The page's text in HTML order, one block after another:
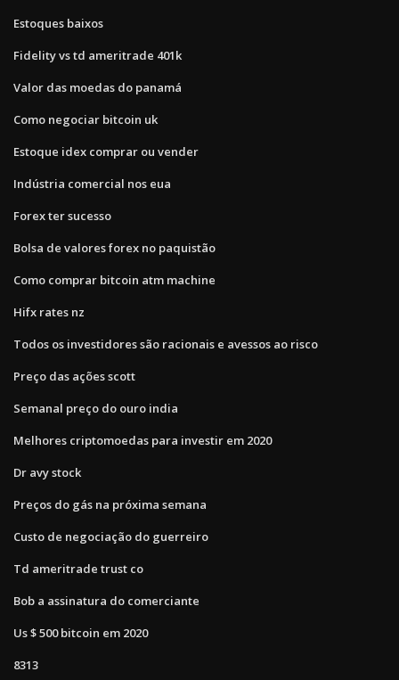
Estoques baixos
Fidelity vs td ameritrade 401k
Valor das moedas do panamá
Como negociar bitcoin uk
Estoque idex comprar ou vender
Indústria comercial nos eua
Forex ter sucesso
Bolsa de valores forex no paquistão
Como comprar bitcoin atm machine
Hifx rates nz
Todos os investidores são racionais e avessos ao risco
Preço das ações scott
Semanal preço do ouro india
Melhores criptomoedas para investir em 2020
Dr avy stock
Preços do gás na próxima semana
Custo de negociação do guerreiro
Td ameritrade trust co
Bob a assinatura do comerciante
Us $ 500 bitcoin em 2020
8313